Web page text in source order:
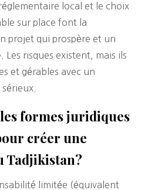
local et le choix
sur place font la
projet qui prospère et un
Les risques existent, mais ils
et gérables avec un
formes juridiques
créer une
Tadjikistan?
limitée (équivalent